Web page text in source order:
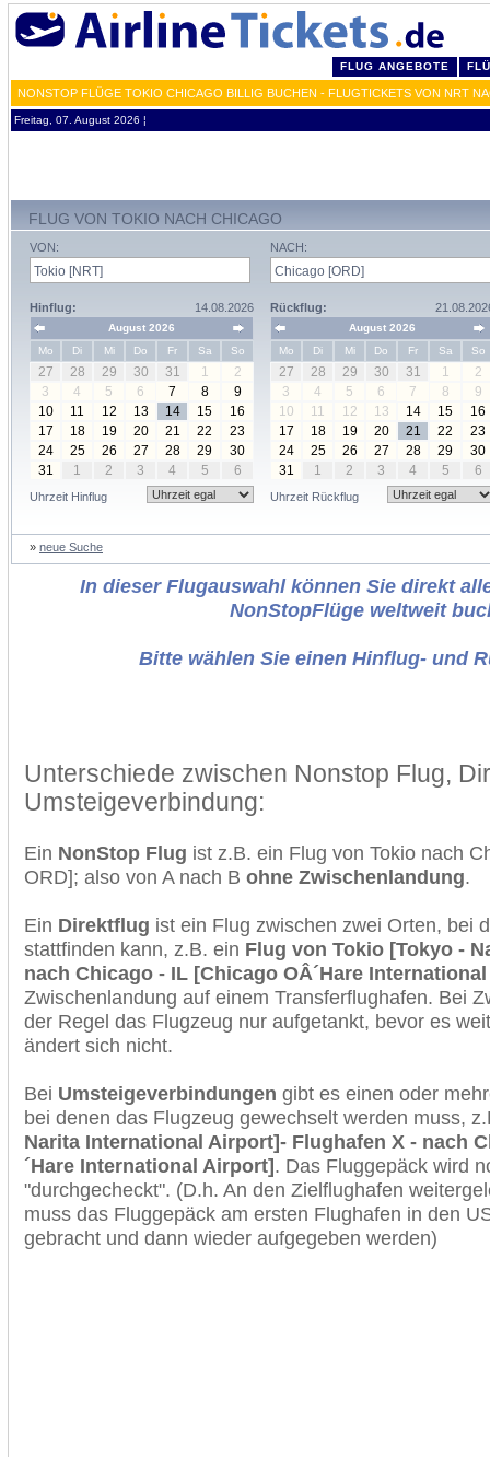
FLUG ANGEBOTE
NONSTOP FLÜGE TOKIO CHICAGO BILLIG BUCHEN - FLUGTICKETS VON NRT
Freitag, 07. August 2026 ¦
FLUG VON TOKIO NACH CHICAGO
VON:
Hinflug: 14.08.2026
August 2026
Mo
Di Mi Do Fr Sa So
27 28 29 30 31 1
2
3
4 5 6 7 8
9
10
11 12 13 14 15
16
17
18 19 20 21 22
23
24
25 26 27 28 29
30
31
1 2 3 4 5 6
Uhrzeit Hinflug
NACH:
Rückflug:
August 2026
Mo
Di Mi Do Fr Sa So
27 28 29 30 31 1
2
3
4 5 6 7 8
9
10
11 12 13 14 15
16
17
18 19 20 21 22
23
24
25 26 27 28 29
30
31
1 2 3 4 5 6
Uhrzeit Rückflug
» neue Suche
In dieser Flugauswahl können Sie direkt
NonStopFlüge weltweit
Bitte wählen Sie einen Hinflug- und
Unterschiede zwischen Nonstop Flug,
Umsteigeverbindung:
Ein NonStop Flug ist z.B. ein Flug von Tokio nach
ORD]; also von A nach B ohne Zwischenlandung.
Ein Direktflug ist ein Flug zwischen zwei Orten, bei
stattfinden kann, z.B. ein Flug von Tokio [Tokyo -
nach Chicago - IL [Chicago OÂ´Hare
Zwischenlandung auf einem Transferflughafen. Bei
der Regel das Flugzeug nur aufgetankt, bevor es
ändert sich nicht.
Bei Umsteigeverbindungen gibt es einen oder
bei denen das Flugzeug gewechselt werden muss,
Narita International Airport]- Flughafen X - nach
´Hare International Airport]. Das Fluggepäck wird
"durchgecheckt". (D.h. An den Zielflughafen
muss das Fluggepäck am ersten Flughafen in den
gebracht und dann wieder aufgegeben werden)